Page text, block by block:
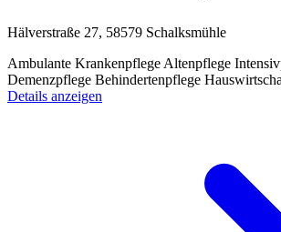
Hälverstraße 27, 58579 Schalksmühle
Ambulante Krankenpflege Altenpflege
Demenzpflege Behindertenpflege
Details anzeigen